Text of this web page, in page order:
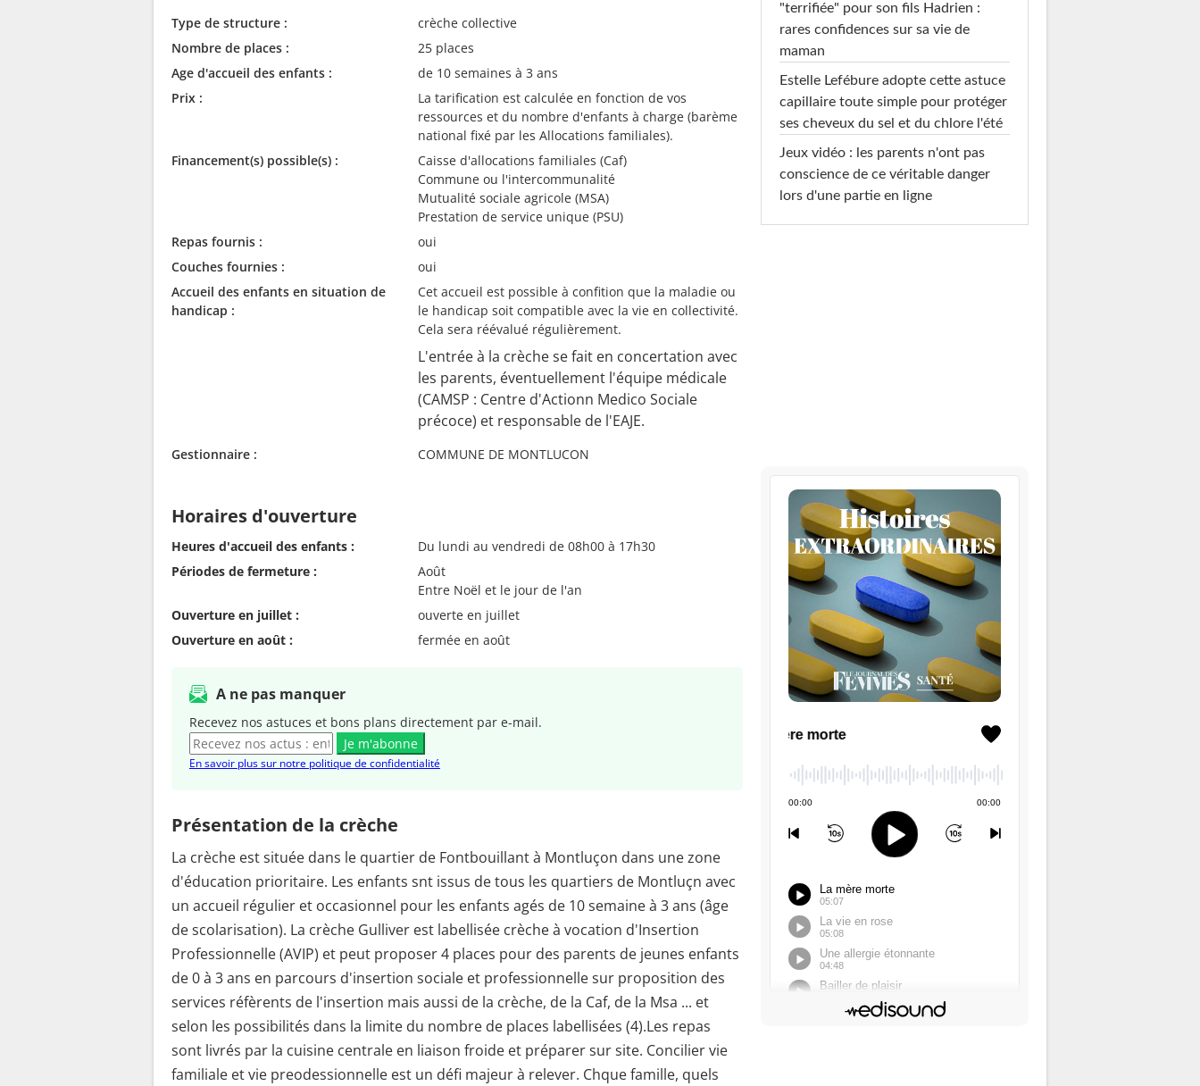
Type de structure :
crèche collective
Nombre de places :
25 places
Age d'accueil des enfants :
de 10 semaines à 3 ans
Prix :
La tarification est calculée en fonction de vos
ressources et du nombre d'enfants à charge (barème
national fixé par les Allocations familiales).
Financement(s) possible(s) :
Caisse d'allocations familiales (Caf)
Commune ou l'intercommunalité
Mutualité sociale agricole (MSA)
Prestation de service unique (PSU)
Repas fournis :
oui
Couches fournies :
oui
Accueil des enfants en situation de
handicap :
Cet accueil est possible à confition que la maladie ou
le handicap soit compatible avec la vie en collectivité.
Cela sera réévalué régulièrement.
L'entrée à la crèche se fait en concertation avec
les parents, éventuellement l'équipe médicale
(CAMSP : Centre d'Actionn Medico Sociale
précoce) et responsable de l'EAJE.
Gestionnaire : COMMUNE DE MONTLUCON
Horaires d'ouverture
Heures d'accueil des enfants :
Du lundi au vendredi de 08h00 à 17h30
Périodes de fermeture :
Août
Entre Noël et le jour de l'an
Ouverture en juillet :
ouverte en juillet
Ouverture en août :
fermée en août
A ne pas manquer
Recevez nos astuces et bons plans directement par e-mail.
Je m'abonne
En savoir plus sur notre politique de confidentialité
Présentation de la crèche
La crèche est située dans le quartier de Fontbouillant à Montluçon dans une zone
d'éducation prioritaire. Les enfants snt issus de tous les quartiers de Montluçn avec
un accueil régulier et occasionnel pour les enfants agés de 10 semaine à 3 ans (âge
de scolarisation). La crèche Gulliver est labellisée crèche à vocation d'Insertion
Professionnelle (AVIP) et peut proposer 4 places pour des parents de jeunes enfants
de 0 à 3 ans en parcours d'insertion sociale et professionnelle sur proposition des
services réfèrents de l'insertion mais aussi de la crèche, de la Caf, de la Msa ... et
selon les possibilités dans la limite du nombre de places labellisées (4).Les repas
sont livrés par la cuisine centrale en liaison froide et préparer sur site. Concilier vie
familiale et vie preodessionnelle est un défi majeur à relever. Chque famille, quels
"terrifiée" pour son fils Hadrien :
rares confidences sur sa vie de
maman
Estelle Lefébure adopte cette astuce
capillaire toute simple pour protéger
ses cheveux du sel et du chlore l'été
Jeux vidéo : les parents n'ont pas
conscience de ce véritable danger
lors d'une partie en ligne